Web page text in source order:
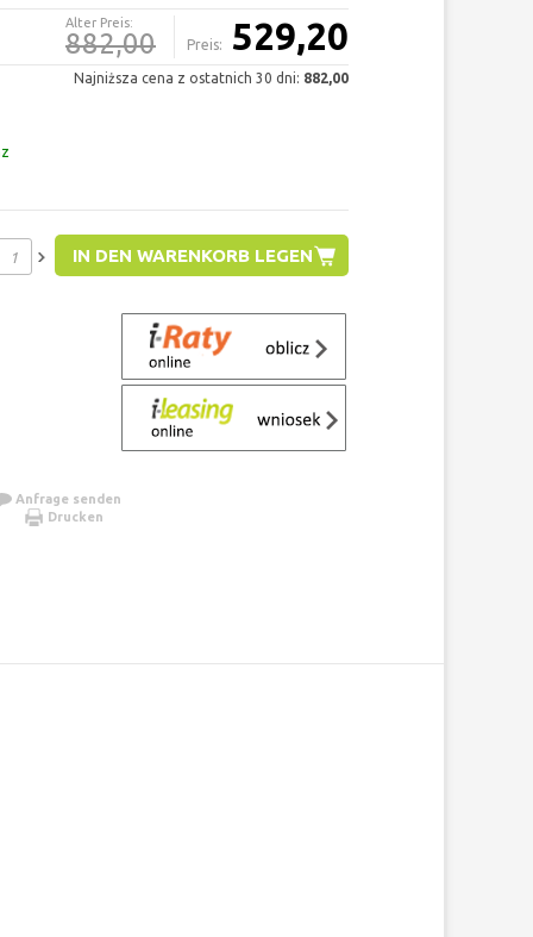
Preis: 529,20
Alter Preis:
882,00
Najniższa cena z ostatnich 30 dni: 882,00
IN DEN WARENKORB LEGEN
Anfrage senden
Drucken